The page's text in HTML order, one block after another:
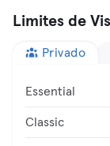
Limites de
Privado
Essential
Classic